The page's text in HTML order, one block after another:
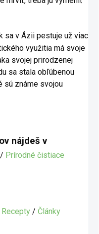
sa v Ázii pestuje už viac
využitia má svoje
svojej prirodzenej
sa stala obľúbenou
sú známe svojou
nájdeš v
/ Prírodné čistiace
Recepty / Články